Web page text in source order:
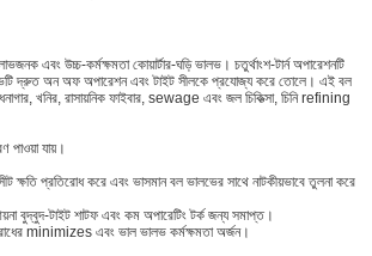
এবং উচ্চ-কর্মক্ষমতা কোয়ার্টার-ঘড়ি ভালভ। চতুর্থাংশ-টার্ন অপারেশনটি
দ্রুত অন অফ অপারেশন এবং টাইট সীলকে প্রযোজ্য করে তোলে। এই বল
খনির, রাসায়নিক ফাইবার, sewage এবং জল চিকিত্সা, চিনি refining
পাওয়া যায়।
ক্ষতি প্রতিরোধ করে এবং ভাসমান বল ভালভের সাথে নাটকীয়ভাবে তুলনা করে
টাইট শাটফ এবং কম অপারেটিং টর্ক জন্য সমাপ্ত।
minimizes এবং ভাল ভালভ কর্মক্ষমতা অর্জন।